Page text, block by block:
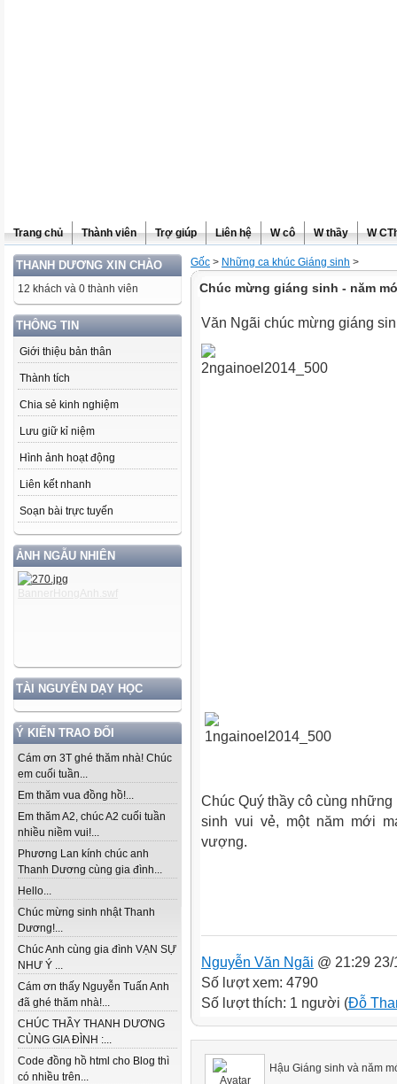
Trang chủ Thành viên Trợ giúp Liên hệ W cô W thầy W
THANH DƯƠNG XIN CHÀO
12 khách và 0 thành viên
THÔNG TIN
Giới thiệu bản thân
Thành tích
Chia sẻ kinh nghiệm
Lưu giữ kỉ niệm
Hình ảnh hoạt động
Liên kết nhanh
Soạn bài trực tuyến
ẢNH NGẪU NHIÊN
TÀI NGUYÊN DẠY HỌC
Ý KIẾN TRAO ĐỔI
Cám ơn 3T ghé thăm nhà! Chúc
em cuối tuần...
Em thăm vua đồng hồ!...
Em thăm A2, chúc A2 cuối tuần
nhiều niềm vui!...
Phương Lan kính chúc anh
Thanh Dương cùng gia đình...
Hello...
Chúc mừng sinh nhật Thanh
Dương!...
Chúc Anh cùng gia đình VẠN SỰ
NHƯ Ý ...
Cám ơn thấy Nguyễn Tuấn Anh
đã ghé thăm nhà!...
CHÚC THẦY THANH DƯƠNG
CÙNG GIA ĐÌNH :...
Code đồng hồ html cho Blog thì
có nhiều trên...
Gốc > Những ca khúc Giáng sinh >
Chúc mừng giáng sinh - năm
Văn Ngãi chúc mừng giáng
Chúc Quý thầy cô cùng
sinh vui vẻ, một năm mới
vượng.
Nguyễn Văn Ngãi @ 21:29
Số lượt xem: 4790
Số lượt thích: 1 người (Đỗ
Hậu Giáng sinh và năm